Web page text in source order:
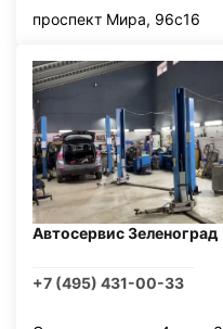
проспект Мира, 96с16
Автосервис Зеленоград
+7 (495) 431-00-33